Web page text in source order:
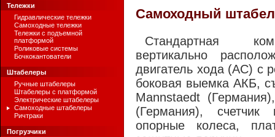
Тележки
Гидравлические тележки
Самоходные тележки
Тележки с подъемной
платформой
Роликовые системы
Бочкокантователи
Штабелеры
Ручные штабелеры
Штабелеры с платформой
Электрические штабелеры
Самоходные штабелеры
Ричтраки
Погрузчики
Самоходный
Стандартная
вертикально
двигатель хода (АС) с
боковая выемка АКБ,
Mannstaedt
(Германия), счетчик
опорные колеса,